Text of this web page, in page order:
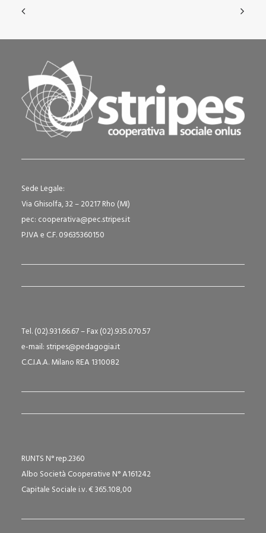
Sede Legale:
Via Ghisolfa, 32 – 20217 Rho (MI)
pec: cooperativa@pec.stripes.it
P.IVA e C.F. 09635360150
Tel. (02).931.66.67 – Fax (02).935.070.57
e-mail: stripes@pedagogia.it
C.C.I.A.A. Milano REA 1310082
RUNTS N° rep.2360
Albo Società Cooperative N° A161242
Capitale Sociale i.v. € 365.108,00